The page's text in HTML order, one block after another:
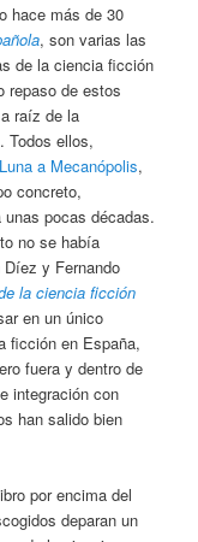
hace más de 30
, son varias las
de la ciencia ficción
repaso de estos
raíz de la
. Todos ellos,
a Mecanópolis,
concreto,
pocas décadas.
no se había
y Fernando
la ciencia ficción
en un único
ficción en España,
fuera y dentro de
integración con
han salido bien
por encima del
deparan un